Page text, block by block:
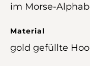
im Morse-
Material
gold gefüllte